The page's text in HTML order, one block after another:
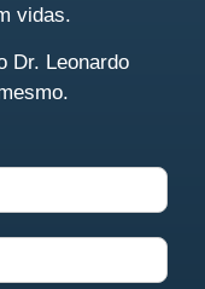
vidas.
Dr. Leonardo